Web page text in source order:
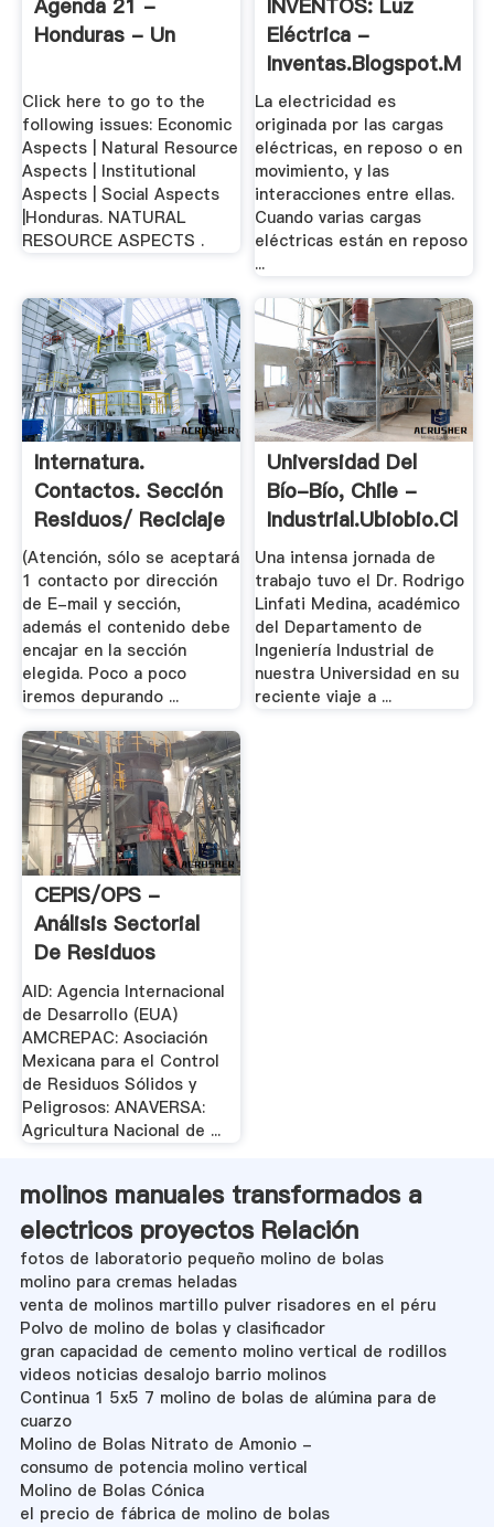
Agenda 21 -
Honduras - Un
Click here to go to the
following issues: Economic
Aspects | Natural Resource
Aspects | Institutional
Aspects | Social Aspects
|Honduras. NATURAL
RESOURCE ASPECTS .
INVENTOS: Luz
Eléctrica -
Inventas.blogspot.mx
La electricidad es
originada por las cargas
eléctricas, en reposo o en
movimiento, y las
interacciones entre ellas.
Cuando varias cargas
eléctricas están en reposo
...
Internatura.
Contactos. Sección
Residuos/ Reciclaje
(Atención, sólo se aceptará
1 contacto por dirección
de E-mail y sección,
además el contenido debe
encajar en la sección
elegida. Poco a poco
iremos depurando ...
Universidad Del
Bío-Bío, Chile -
Industrial.ubiobio.cl
Una intensa jornada de
trabajo tuvo el Dr. Rodrigo
Linfati Medina, académico
del Departamento de
Ingeniería Industrial de
nuestra Universidad en su
reciente viaje a ...
CEPIS/OPS -
Análisis Sectorial
De Residuos
Sólidos .
AID: Agencia Internacional
de Desarrollo (EUA)
AMCREPAC: Asociación
Mexicana para el Control
de Residuos Sólidos y
Peligrosos: ANAVERSA:
Agricultura Nacional de ...
molinos manuales transformados a
electricos proyectos Relación
fotos de laboratorio pequeño molino de bolas
molino para cremas heladas
venta de molinos martillo pulver risadores en el péru
Polvo de molino de bolas y clasificador
gran capacidad de cemento molino vertical de rodillos
videos noticias desalojo barrio molinos
Continua 1 5x5 7 molino de bolas de alúmina para de
cuarzo
Molino de Bolas Nitrato de Amonio -
consumo de potencia molino vertical
Molino de Bolas Cónica
el precio de fábrica de molino de bolas